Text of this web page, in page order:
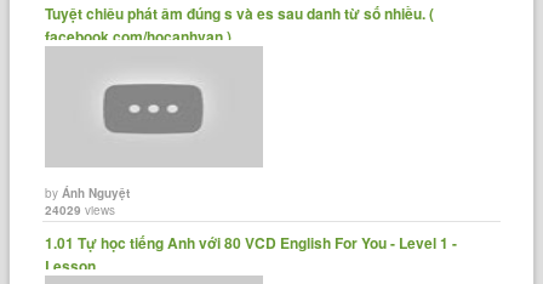
Tuyệt chiêu phát âm đúng s và es sau danh từ số nhiều. (
facebook.com/hocanhvan )......
byÁnh Nguyệt
24029 views
1.01 Tự học tiếng Anh với 80 VCD English For You - Level 1 -
Lesson......